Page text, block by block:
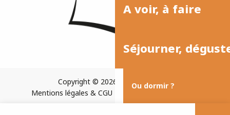
A voir, à faire
Séjourner,
Ou dormir ?
Copyright © 2026
Plan du site
Mentions légales & CGU